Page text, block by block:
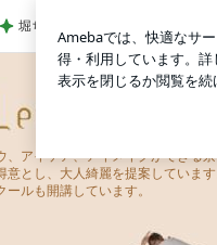
（アイラッシュ レント
堀ちえみ 主治医からお褒めの言葉
、アイケア、アイメイクができる
とし、大人綺麗を提案しています
ルも開講しています。